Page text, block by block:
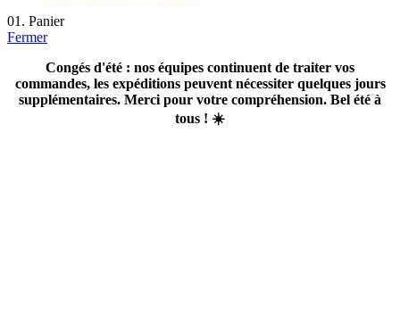
01. Panier
Fermer
Congés d'été : nos équipes continuent de traiter vos
commandes, les expéditions peuvent nécessiter quelques jours
supplémentaires. Merci pour votre compréhension. Bel été à
tous ! ☀️